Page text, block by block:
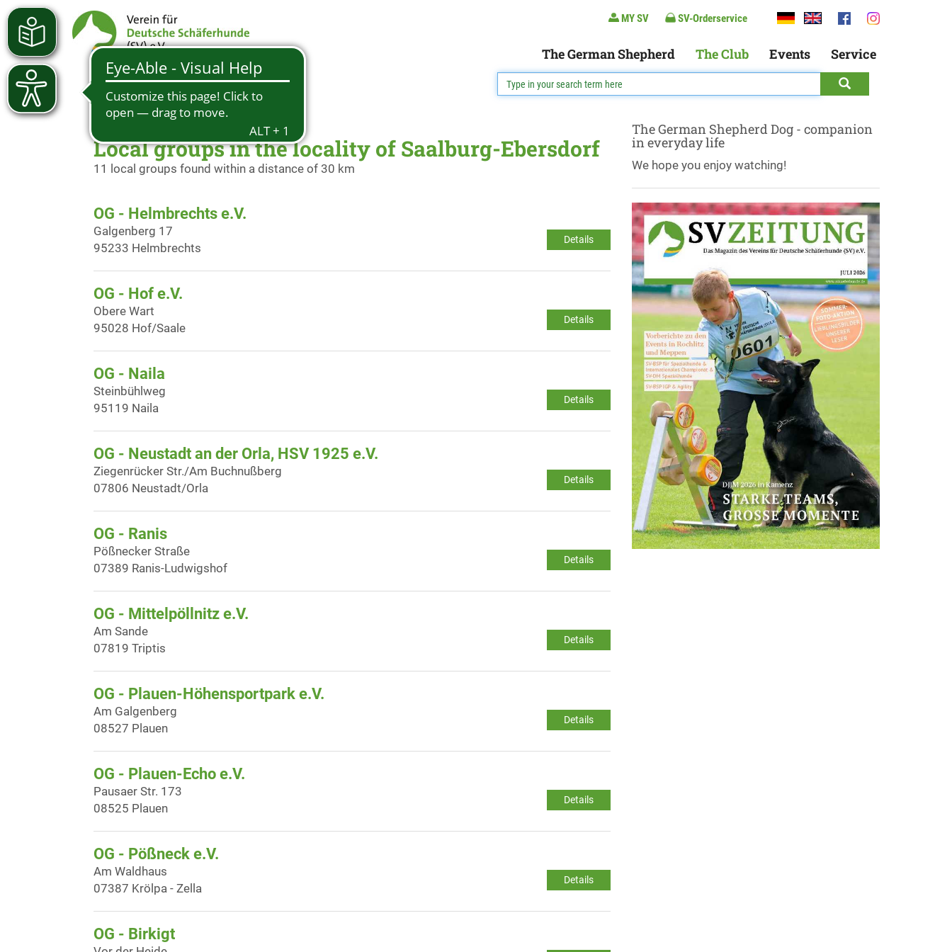
MY SV SV-Orderservice
The German Shepherd The Club Events Service
Local groups in the locality of Saalburg-Ebersdorf
11 local groups found within a distance of 30 km
OG - Helmbrechts e.V.
Details
Galgenberg 17
95233 Helmbrechts
OG - Hof e.V.
Details
Obere Wart
95028 Hof/Saale
OG - Naila
Details
Steinbühlweg
95119 Naila
OG - Neustadt an der Orla, HSV 1925 e.V.
Details
Ziegenrücker Str./Am Buchnußberg
07806 Neustadt/Orla
OG - Ranis
Details
Pößnecker Straße
07389 Ranis-Ludwigshof
OG - Mittelpöllnitz e.V.
Details
Am Sande
07819 Triptis
OG - Plauen-Höhensportpark e.V.
Details
Am Galgenberg
08527 Plauen
OG - Plauen-Echo e.V.
Details
Pausaer Str. 173
08525 Plauen
OG - Pößneck e.V.
Details
Am Waldhaus
07387 Krölpa - Zella
OG - Birkigt
The German Shepherd Dog - companion
in everyday life
We hope you enjoy watching!